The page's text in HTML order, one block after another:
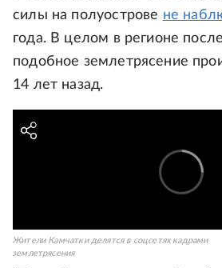
силы на полуострове не
года. В целом в регионе
подобное землетрясение
14 лет назад.
Жители Камчатки делятся в соцсетях кадрами
землетрясения